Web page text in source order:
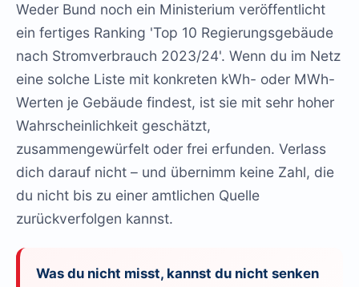
Weder Bund noch ein Ministerium veröffentlicht
ein fertiges Ranking 'Top 10 Regierungsgebäude
nach Stromverbrauch 2023/24'. Wenn du im Netz
eine solche Liste mit konkreten kWh- oder MWh-
Werten je Gebäude findest, ist sie mit sehr hoher
Wahrscheinlichkeit geschätzt,
zusammengewürfelt oder frei erfunden. Verlass
dich darauf nicht – und übernimm keine Zahl, die
du nicht bis zu einer amtlichen Quelle
zurückverfolgen kannst.
Was du nicht misst, kannst du nicht senken